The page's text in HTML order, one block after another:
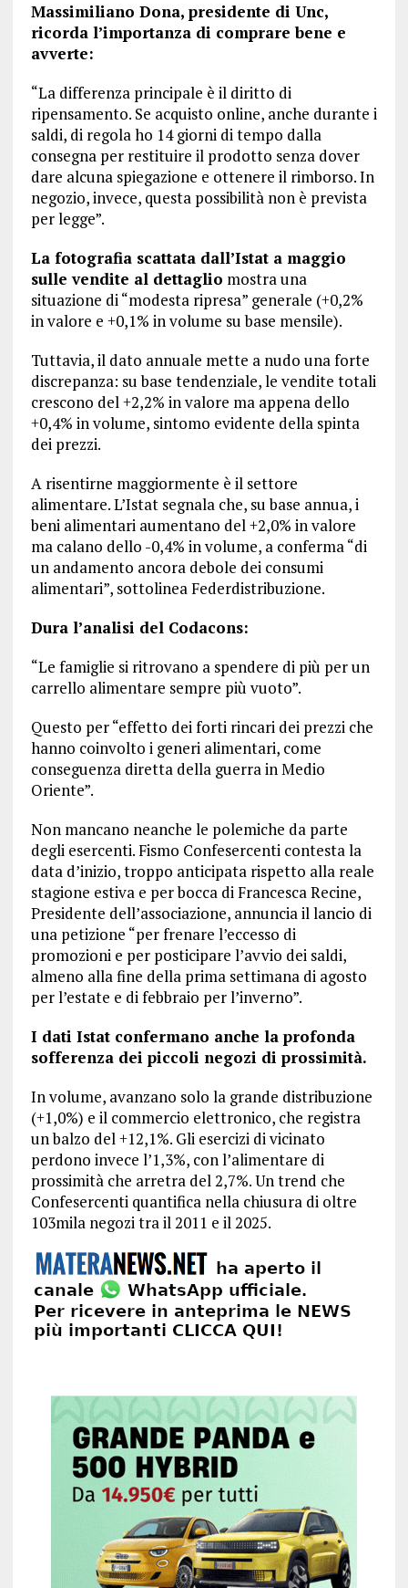
Massimiliano Dona, presidente di Unc,
ricorda l’importanza di comprare bene e
avverte:
“La differenza principale è il diritto di
ripensamento. Se acquisto online, anche durante i
saldi, di regola ho 14 giorni di tempo dalla
consegna per restituire il prodotto senza dover
dare alcuna spiegazione e ottenere il rimborso. In
negozio, invece, questa possibilità non è prevista
per legge”.
La fotografia scattata dall’Istat a maggio
sulle vendite al dettaglio mostra una
situazione di “modesta ripresa” generale (+0,2%
in valore e +0,1% in volume su base mensile).
Tuttavia, il dato annuale mette a nudo una forte
discrepanza: su base tendenziale, le vendite totali
crescono del +2,2% in valore ma appena dello
+0,4% in volume, sintomo evidente della spinta
dei prezzi.
A risentirne maggiormente è il settore
alimentare. L’Istat segnala che, su base annua, i
beni alimentari aumentano del +2,0% in valore
ma calano dello -0,4% in volume, a conferma “di
un andamento ancora debole dei consumi
alimentari”, sottolinea Federdistribuzione.
Dura l’analisi del Codacons:
“Le famiglie si ritrovano a spendere di più per un
carrello alimentare sempre più vuoto”.
Questo per “effetto dei forti rincari dei prezzi che
hanno coinvolto i generi alimentari, come
conseguenza diretta della guerra in Medio
Oriente”.
Non mancano neanche le polemiche da parte
degli esercenti. Fismo Confesercenti contesta la
data d’inizio, troppo anticipata rispetto alla reale
stagione estiva e per bocca di Francesca Recine,
Presidente dell’associazione, annuncia il lancio di
una petizione “per frenare l’eccesso di
promozioni e per posticipare l’avvio dei saldi,
almeno alla fine della prima settimana di agosto
per l’estate e di febbraio per l’inverno”.
I dati Istat confermano anche la profonda
sofferenza dei piccoli negozi di prossimità.
In volume, avanzano solo la grande distribuzione
(+1,0%) e il commercio elettronico, che registra
un balzo del +12,1%. Gli esercizi di vicinato
perdono invece l’1,3%, con l’alimentare di
prossimità che arretra del 2,7%. Un trend che
Confesercenti quantifica nella chiusura di oltre
103mila negozi tra il 2011 e il 2025.